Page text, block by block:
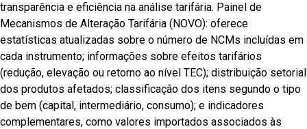
transparência e eficiência na análise tarifária. Painel de
Mecanismos de Alteração Tarifária (NOVO): oferece
estatísticas atualizadas sobre o número de NCMs incluídas em
cada instrumento; informações sobre efeitos tarifários
(redução, elevação ou retorno ao nível TEC); distribuição setorial
dos produtos afetados; classificação dos itens segundo o tipo
de bem (capital, intermediário, consumo); e indicadores
complementares, como valores importados associados às